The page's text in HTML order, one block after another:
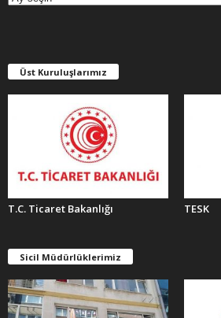
E
R
Üst Kuruluşlarımız
T.C. Ticaret Bakanlığı TESK
Sicil Müdürlüklerimiz